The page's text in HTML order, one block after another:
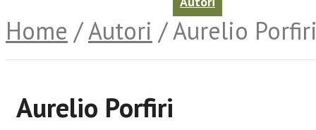
Home /Autori / Aurelio
Aurelio Porfiri